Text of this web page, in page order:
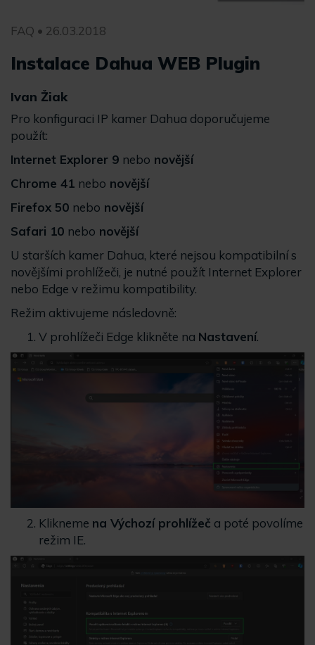
FAQ • 26.03.2018
Instalace Dahua WEB Plugin
Ivan Žiak
Pro konfiguraci IP kamer Dahua doporučujeme
použít:
Internet Explorer 9 nebo novější
Chrome 41 nebo novější
Firefox 50 nebo novější
Safari 10 nebo novější
U starších kamer Dahua, které nejsou kompatibilní s
novějšími prohlížeči, je nutné použít Internet Explorer
nebo Edge v režimu kompatibility.
Režim aktivujeme následovně:
V prohlížeči Edge klikněte na Nastavení.
Klikneme na Výchozí prohlížeč a poté povolíme
režim IE.